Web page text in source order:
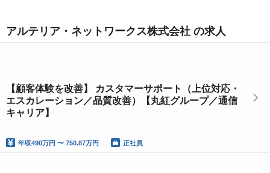
アルテリア・ネットワークス株式会社 の求人
【顧客体験を改善】 カスタマーサポート（上位対応・
エスカレーション／品質改善）【丸紅グループ／通信
キャリア】
年収490万円 〜 750.87万円 正社員